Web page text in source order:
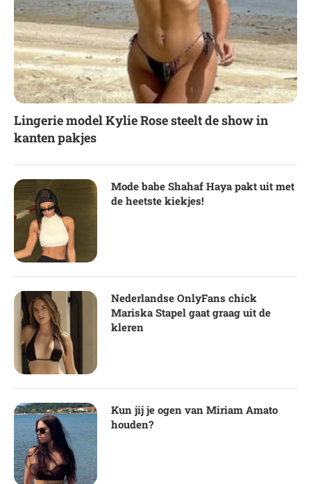
Lingerie model Kylie Rose steelt de show in
kanten pakjes
Mode babe Shahaf Haya pakt uit met
de heetste kiekjes!
Nederlandse OnlyFans chick
Mariska Stapel gaat graag uit de
kleren
Kun jij je ogen van Miriam Amato
houden?